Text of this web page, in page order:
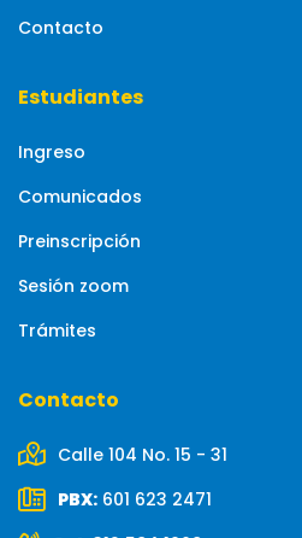
Contacto
Estudiantes
Ingreso
Comunicados
Preinscripción
Sesión zoom
Trámites
Contacto
Calle 104 No. 15 - 31
PBX: 601 623 2471